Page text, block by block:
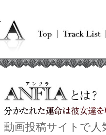
動画投稿サイトで